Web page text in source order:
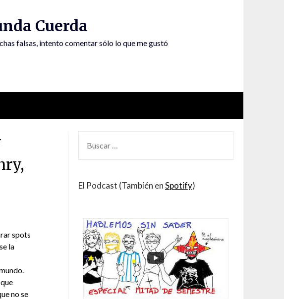
Cuerda
falsas, intento comentar sólo lo que me gustó
spots
la
no se
POR:
El Podcast (También enSpotify)